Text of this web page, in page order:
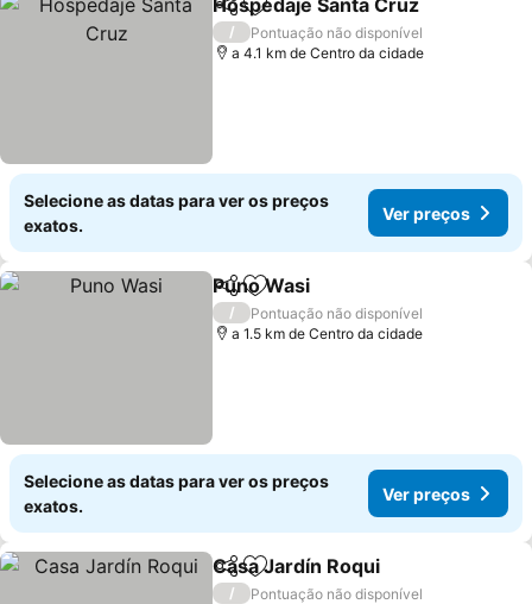
PartilharAdicionar aos favoritos
Hospedaje Santa Cruz
/
Pontuação não disponível
a 4.1 km de Centro da cidade
Selecione as datas para ver os preços
exatos.
Ver preços
PartilharAdicionar aos favoritos
Puno Wasi
/
Pontuação não disponível
a 1.5 km de Centro da cidade
Selecione as datas para ver os preços
exatos.
Ver preços
PartilharAdicionar aos favoritos
Casa Jardín Roqui
/
Pontuação não disponível